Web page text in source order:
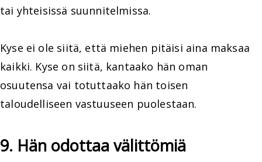
tai yhteisissä suunnitelmissa.
Kyse ei ole siitä, että miehen pitäisi aina maksaa
kaikki. Kyse on siitä, kantaako hän oman
osuutensa vai totuttaako hän toisen
taloudelliseen vastuuseen puolestaan.
9. Hän odottaa välittömiä